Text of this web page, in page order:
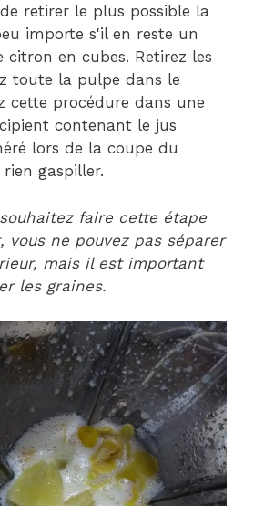
retirer le plus possible la
importe s'il en reste un
citron en cubes. Retirez les
toute la pulpe dans le
cette procédure dans une
contenant le jus
lors de la coupe du
gaspiller.
faire cette étape
vous ne pouvez pas séparer
mais il est important
les graines.